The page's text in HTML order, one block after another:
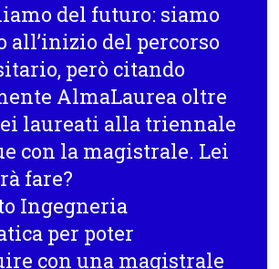
del futuro: siamo
all’inizio del percorso
però citando
AlmaLaurea oltre
laureati alla triennale
con la magistrale. Lei
fare?
Ingegneria
per poter
con una magistrale